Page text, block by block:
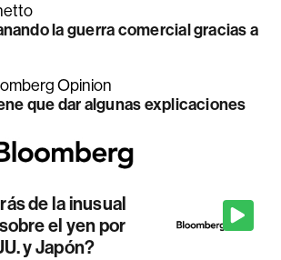
la guerra comercial gracias a
Opinion
que dar algunas explicaciones
de la inusual
el yen por
y Japón?